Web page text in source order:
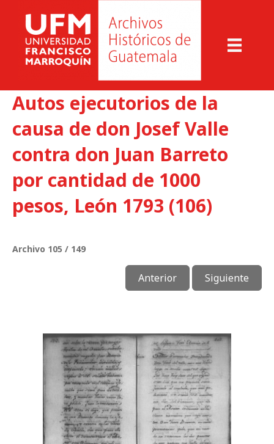
Autos ejecutorios de la
causa de don Josef Valle
contra don Juan Barreto
por cantidad de 1000
pesos, León 1793 (106)
Archivo 105 / 149
Anterior Siguiente